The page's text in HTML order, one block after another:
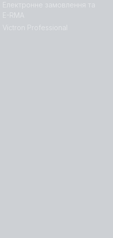
Електронне замовлення та
E-RMA
Victron Professional